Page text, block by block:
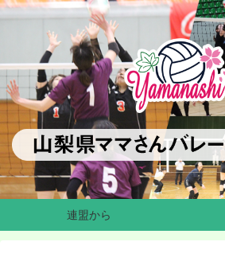
連盟から